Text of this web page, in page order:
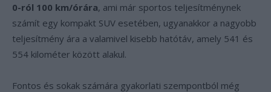
0-ról 100 km/órára, ami már sportos teljesítménynek
számít egy kompakt SUV esetében, ugyanakkor a nagyobb
teljesítmény ára a valamivel kisebb hatótáv, amely 541 és
554 kilométer között alakul.
Fontos és sokak számára gyakorlati szempontból még